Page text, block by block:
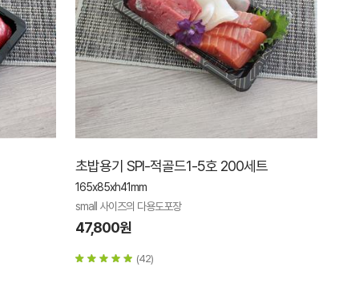
초밥용기 SPI-적골드1-5호 200세트
165x85xh41mm
small 사이즈의 다용도포장
47,800원
(42)